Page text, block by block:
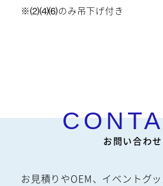
※⑵⑷⑹のみ吊下げ付き
お問い合わせ
お見積りやOEM、イベントグ